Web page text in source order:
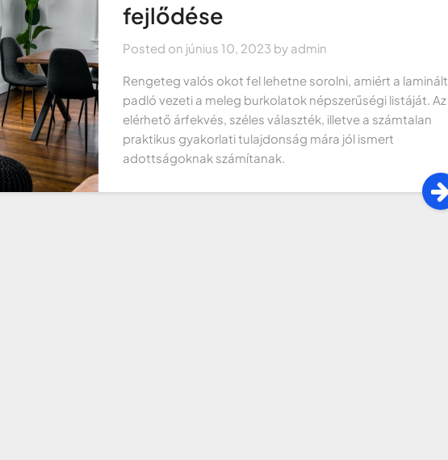
fejlődése
Posted on június 10, 2023 by admin
Rengeteg valós okot fel lehetne sorolni, amiért a laminált
padló vezeti a meleg burkolatok népszerűségi listáját. Az
elérhető árfekvés, széles választék, illetve a számtalan
praktikus gyakorlati tulajdonság mára jól ismert
adottságoknak számítanak.